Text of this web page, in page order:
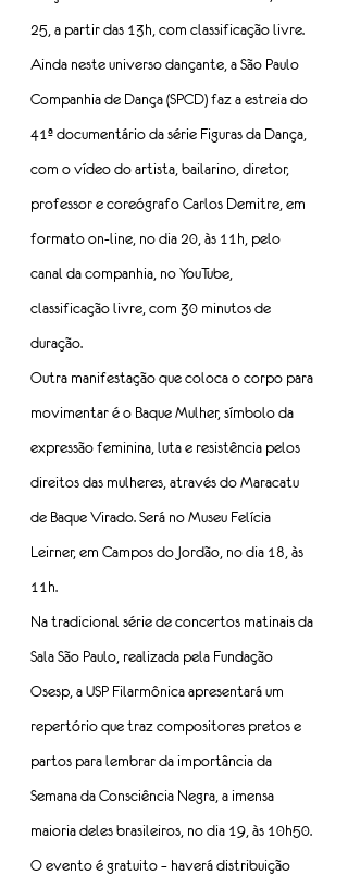
25, a partir das 13h, com classificação livre.
Ainda neste universo dançante, a São Paulo
Companhia de Dança (SPCD) faz a estreia do
41ª documentário da série Figuras da Dança,
com o vídeo do artista, bailarino, diretor,
professor e coreógrafo Carlos Demitre, em
formato on-line, no dia 20, às 11h, pelo
canal da companhia, no YouTube,
classificação livre, com 30 minutos de
duração.
Outra manifestação que coloca o corpo para
movimentar é o Baque Mulher, símbolo da
expressão feminina, luta e resistência pelos
direitos das mulheres, através do Maracatu
de Baque Virado. Será no Museu Felícia
Leirner, em Campos do Jordão, no dia 18, às
11h.
Na tradicional série de concertos matinais da
Sala São Paulo, realizada pela Fundação
Osesp, a USP Filarmônica apresentará um
repertório que traz compositores pretos e
partos para lembrar da importância da
Semana da Consciência Negra, a imensa
maioria deles brasileiros, no dia 19, às 10h50.
O evento é gratuito – haverá distribuição